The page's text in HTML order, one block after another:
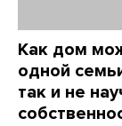
Как дом
одной
так и не